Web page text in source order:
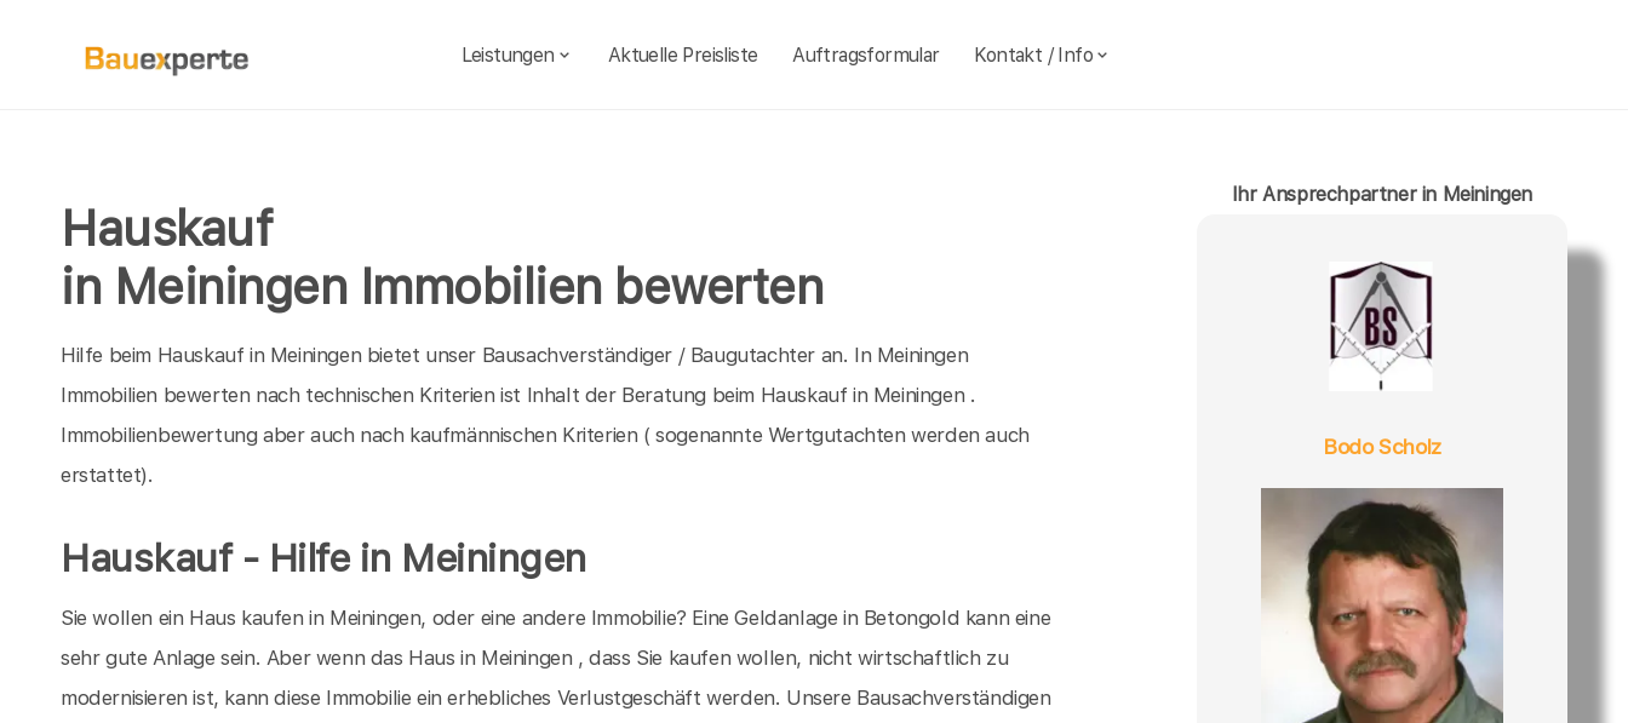
Leistungen Aktuelle Preisliste Auftragsformular Kontakt / Info
Hauskauf
in Meiningen Immobilien bewerten
Hilfe beim Hauskauf in Meiningen bietet unser Bausachverständiger / Baugutachter an. In Meiningen
Immobilien bewerten nach technischen Kriterien ist Inhalt der Beratung beim Hauskauf in Meiningen .
Immobilienbewertung aber auch nach kaufmännischen Kriterien ( sogenannte Wertgutachten werden auch
erstattet).
Hauskauf - Hilfe in Meiningen
Sie wollen ein Haus kaufen in Meiningen, oder eine andere Immobilie? Eine Geldanlage in Betongold kann eine
sehr gute Anlage sein. Aber wenn das Haus in Meiningen , dass Sie kaufen wollen, nicht wirtschaftlich zu
modernisieren ist, kann diese Immobilie ein erhebliches Verlustgeschäft werden. Unsere Bausachverständigen
Ihr Ansprechpartner in Meiningen
Bodo Scholz